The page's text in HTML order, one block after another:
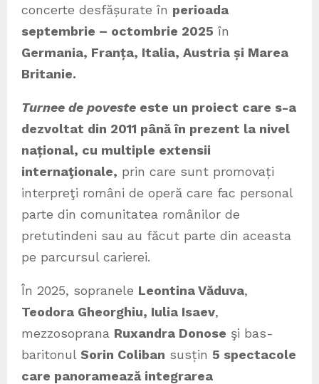
concerte desfășurate în perioada
septembrie – octombrie 2025 în
Germania, Franța, Italia, Austria și Marea
Britanie.
Turnee de poveste este un proiect care s-a
dezvoltat din 2011 până în prezent la nivel
național, cu multiple extensii
internaţionale, prin care sunt promovați
interpreţi români de operă care fac personal
parte din comunitatea românilor de
pretutindeni sau au făcut parte din aceasta
pe parcursul carierei.
În 2025, sopranele Leontina Văduva,
Teodora Gheorghiu, Iulia Isaev,
mezzosoprana Ruxandra Donose şi bas-
baritonul Sorin Coliban susțin 5 spectacole
care panoramează integrarea